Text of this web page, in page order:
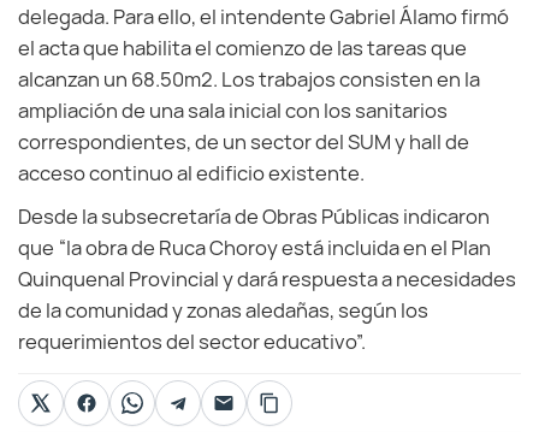
delegada. Para ello, el intendente Gabriel Álamo firmó
el acta que habilita el comienzo de las tareas que
alcanzan un 68.50m2. Los trabajos consisten en la
ampliación de una sala inicial con los sanitarios
correspondientes, de un sector del SUM y hall de
acceso continuo al edificio existente.
Desde la subsecretaría de Obras Públicas indicaron
que “la obra de Ruca Choroy está incluida en el Plan
Quinquenal Provincial y dará respuesta a necesidades
de la comunidad y zonas aledañas, según los
requerimientos del sector educativo”.